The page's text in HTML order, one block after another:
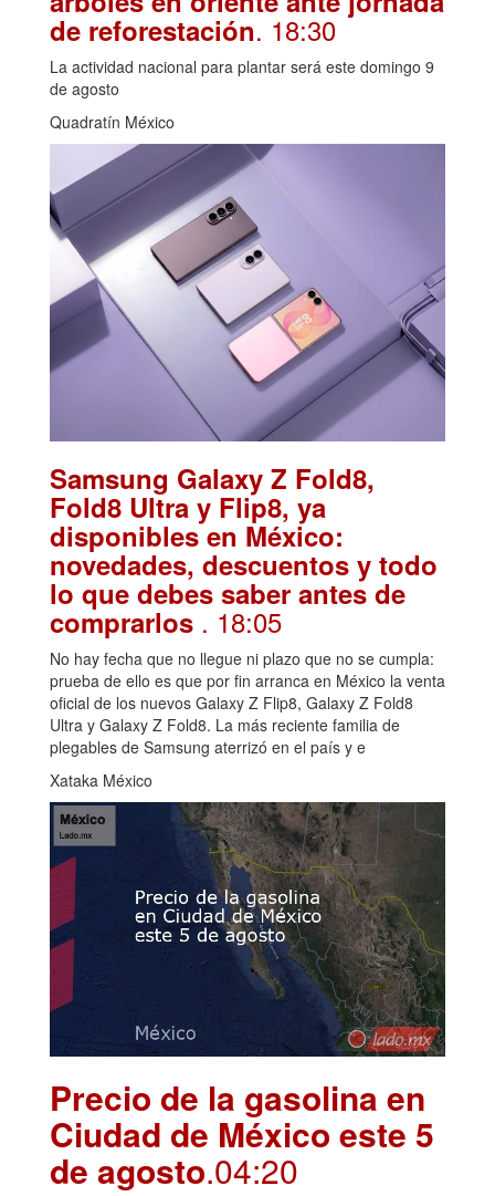
de reforestación. 18:30
La actividad nacional para plantar será este domingo 9
de agosto
Quadratín México
Samsung Galaxy Z Fold8,
Fold8 Ultra y Flip8, ya
disponibles en México:
novedades, descuentos y todo
lo que debes saber antes de
comprarlos . 18:05
No hay fecha que no llegue ni plazo que no se cumpla:
prueba de ello es que por fin arranca en México la venta
oficial de los nuevos Galaxy Z Flip8, Galaxy Z Fold8
Ultra y Galaxy Z Fold8. La más reciente familia de
plegables de Samsung aterrizó en el país y e
Xataka México
Precio de la gasolina en
Ciudad de México este 5
de agosto.04:20